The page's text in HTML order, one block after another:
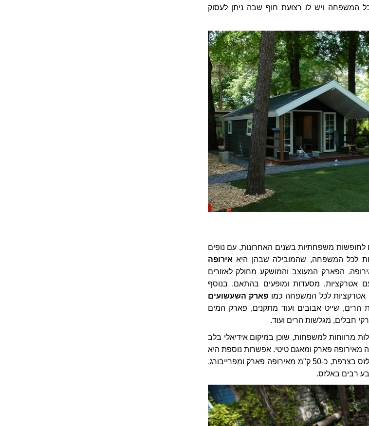
המשפחה ויש לו רצועת חוף שבה ניתן לעסוק
לחופשות משפחתיות בשנים האחרונות, עם נופים
לכל המשפחה, שהמובילה שבהן היא אירופה
הפארק המעוצב והמושקע מחולק לאזורים
אטרקציות, מסעדות ומופעים בהתאם. בנוסף
אטרקציות לכל המשפחה כמו פארק השעשועים
הרים, שייט אבובים ועוד מתקנים, פארק המים
חבלים, מגלשות הרים ועוד.
מרווחות למשפחות, שוכן במיקום אידיאלי בלב
פארק ומאגם טיטי. אפשרות נוספת היא
רזידנס רזידנס אגווישיים ששוכן בחבל אלזס בצרפת, כ-50 ק"מ מאירופה פארק ומפרייבורג,
רבים באלזס.